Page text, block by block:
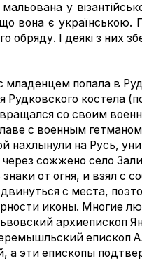
у
вона є українською.
обряду. І деякі з них
попала в
костела
со своим
с военным
нахлынули на Русь,
сожжено село
от огня, и взял с
с места,
иконы. Многие
архиепископ
епископ
а эти епископы